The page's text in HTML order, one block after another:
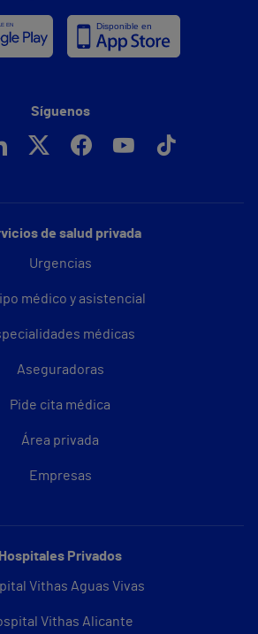
de salud privada
Urgencias
médico y asistencial
médicas
Aseguradoras
Pide cita médica
Área privada
Empresas
Hospitales Privados
Vithas Aguas Vivas
Vithas Alicante
Síguenos